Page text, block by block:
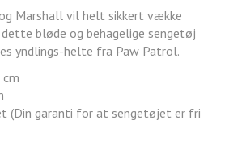
Marshall vil helt sikkert vække
bløde og behagelige sengetøj
yndlings-helte fra Paw Patrol.
(Din garanti for at sengetøjet er fri